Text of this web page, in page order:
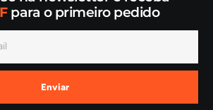
para o primeiro pedido
Enviar